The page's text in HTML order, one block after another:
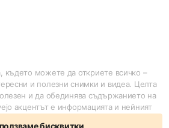
където можете да откриете всичко –
и полезни снимки и видеа. Целта
и да обединява съдържанието на
акцентът е информацията и нейният
бисквитки